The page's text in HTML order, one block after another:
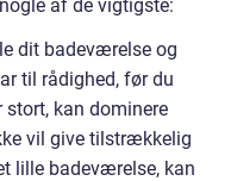
af de vigtigste:
dit badeværelse og
til rådighed, før du
stort, kan dominere
vil give tilstrækkelig
lille badeværelse, kan